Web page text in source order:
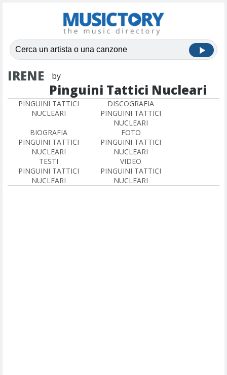
IRENE by
Pinguini Tattici Nucleari
PINGUINI TATTICI
NUCLEARI
DISCOGRAFIA
PINGUINI TATTICI
NUCLEARI
BIOGRAFIA
PINGUINI TATTICI
NUCLEARI
FOTO
PINGUINI TATTICI
NUCLEARI
TESTI
PINGUINI TATTICI
NUCLEARI
VIDEO
PINGUINI TATTICI
NUCLEARI